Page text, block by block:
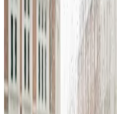
Erhverv, kontor og industri